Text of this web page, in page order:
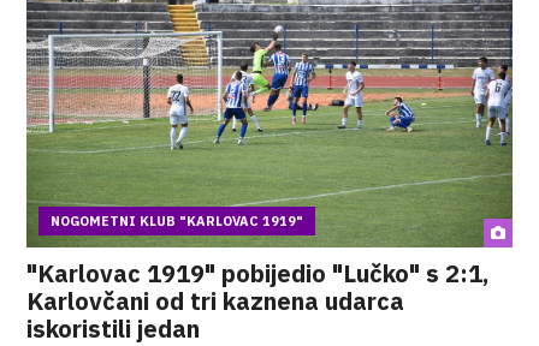
NOGOMETNI KLUB "KARLOVAC 1919"
"Karlovac 1919" pobijedio "Lučko" s 2:1,
Karlovčani od tri kaznena udarca
iskoristili jedan